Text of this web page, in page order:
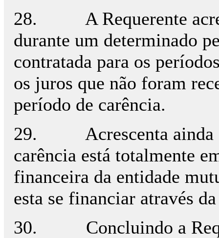
28. A Requerente
durante um determinado
contratada para os
os juros que não foram
período de carência.
29. Acrescenta ainda a
carência está totalmente
financeira da entidade
esta se financiar através
30. Concluindo a